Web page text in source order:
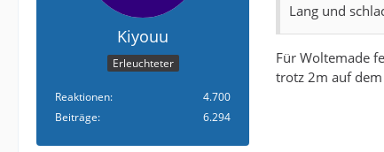
Kiyouu
Erleuchteter
Reaktionen
4.700
Beiträge
6.294
Lang und
Für Woltemade
trotz 2m auf